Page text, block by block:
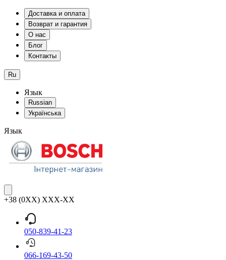
Доставка и оплата
Возврат и гарантия
О нас
Блог
Контакты
Ru
Язык
Russian
Українська
Язык
+38 (0XX) XXX-XX
050-839-41-23
066-169-43-50